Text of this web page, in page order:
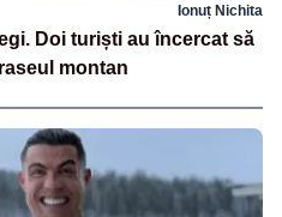
Ionuț Nichita
Doi turiști au încercat să
montan